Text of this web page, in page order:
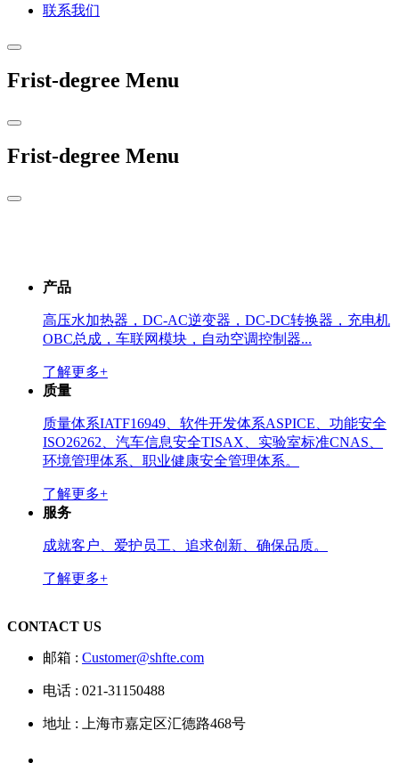
联系我们
Frist-degree Menu
Frist-degree Menu
产品
高压水加热器，DC-AC逆变器，DC-DC转换器，充电机
OBC总成，车联网模块，自动空调控制器...
了解更多+
质量
质量体系IATF16949、软件开发体系ASPICE、功能安全
ISO26262、汽车信息安全TISAX、实验室标准CNAS、
环境管理体系、职业健康安全管理体系。
了解更多+
服务
成就客户、爱护员工、追求创新、确保品质。
了解更多+
CONTACT US
邮箱 : Customer@shfte.com
电话 : 021-31150488
地址 : 上海市嘉定区汇德路468号